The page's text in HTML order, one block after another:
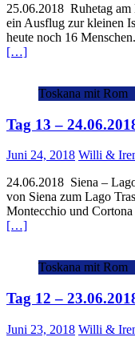
25.06.2018 Ruhetag am
ein Ausflug zur kleinen
heute noch 16
[…]
Toskana mit Rom
Tag 13 –
Juni 24, 2018 Willi &
24.06.2018 Siena –
von Siena zum Lago
Montecchio und
[…]
Toskana mit Rom
Tag 12 –
Juni 23, 2018 Willi &